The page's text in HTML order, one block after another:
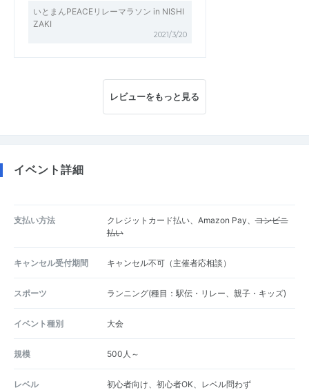
いとまんPEACEリレーマラソン in NISHI
ZAKI
2021/3/20
レビューをもっと見る
イベント詳細
支払い方法 クレジットカード払い、Amazon Pay、コンビニ
払い
キャンセル受付期間 キャンセル不可（主催者応相談）
スポーツ ランニング(種目：駅伝・リレー、親子・キッズ)
イベント種別 大会
規模 500人～
レベル 初心者向け、初心者OK、レベル問わず